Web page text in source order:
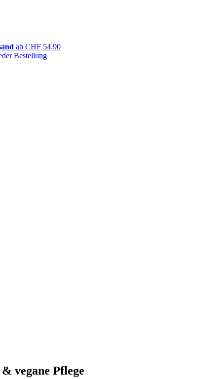
ab CHF 54.90
Bestellung
vegane Pflege